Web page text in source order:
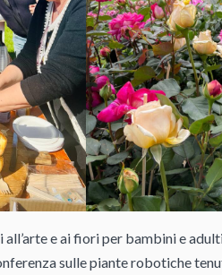
all’arte e ai fiori per bambini e
sulle piante robotiche